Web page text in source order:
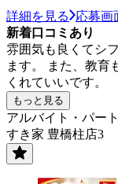
詳細を見る
応募画
新着口コミあり
雰囲気も良くてシ
ます。 また、教育
くれていいです。
もっと見る
アルバイト・パート
すき家 豊橋柱店3